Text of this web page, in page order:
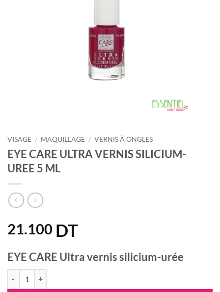
VISAGE / MAQUILLAGE / VERNIS À ONGLES
EYE CARE ULTRA VERNIS SILICIUM-
UREE 5 ML
21.100 DT
EYECARE Ultra vernis silicium-urée